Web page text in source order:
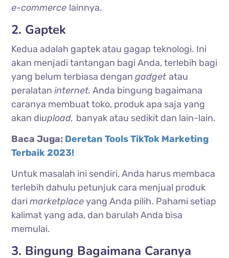
e-commerce lainnya.
2. Gaptek
Kedua adalah gaptek atau gagap teknologi. Ini
akan menjadi tantangan bagi Anda, terlebih bagi
yang belum terbiasa dengangadgetatau
peralataninternet. Anda bingung bagaimana
caranya membuat toko, produk apa saja yang
akan diupload, banyak atau sedikit dan lain-lain.
Baca Juga: Deretan Tools TikTok Marketing
Terbaik 2023!
Untuk masalah ini sendiri, Anda harus membaca
terlebih dahulu petunjuk cara menjual produk
darimarketplaceyang Anda pilih. Pahami setiap
kalimat yang ada, dan barulah Anda bisa
memulai.
3. Bingung Bagaimana Caranya